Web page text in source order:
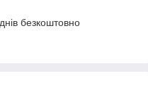
безкоштовно